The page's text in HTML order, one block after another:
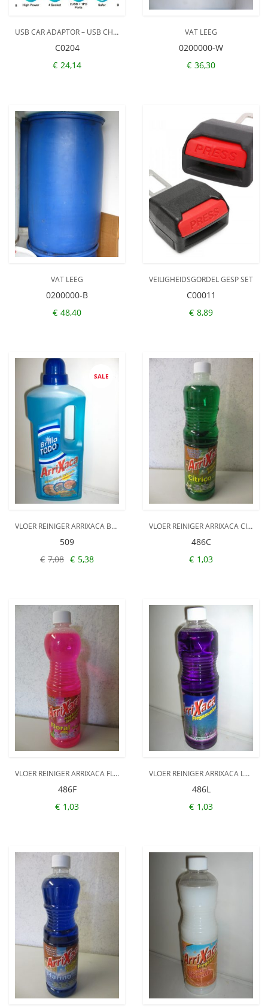
USB CAR ADAPTOR – USB CHARGER – 120 WATT – 1 X INDEPENDENT SWITCH – 2 LED DISPLAY – 3 MAIN SWITCH – 4 USB POORT A1 A2 A3 A4 TYPE C PORT – 8 PD FAST CHARGING PORT 36 W CIGARETTE AAN SLUITING – 10 – POWER 12 EN 24 VOLT VOOR VELE AANSLUITINGEN
C0204
€ 24,14
VAT LEEG
0200000-W
€ 36,30
VAT LEEG
0200000-B
€ 48,40
VEILIGHEIDSGORDEL GESP SET
C00011
€ 8,89
SALE
VLOER REINIGER ARRIXACA BRILLO
509
€ 7,08
€7,08.
€ 5,38
€5,38.
VLOER REINIGER ARRIXACA CITRICO
486C
€ 1,03
VLOER REINIGER ARRIXACA FLORAL
486F
€ 1,03
VLOER REINIGER ARRIXACA LAVENDEL
486L
€ 1,03